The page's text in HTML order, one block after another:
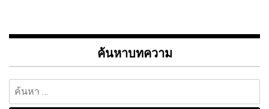
ค้นหาบทความ
ค้นหา
สำหรับ: